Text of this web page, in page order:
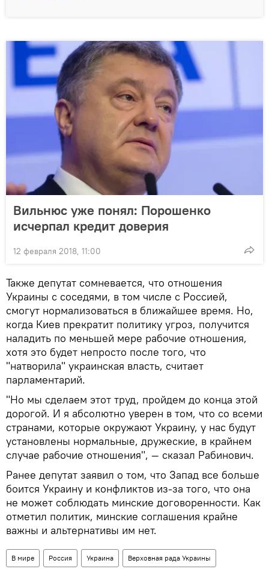
Вильнюс уже понял: Порошенко
исчерпал кредит доверия
12 февраля 2018, 11:00
Также депутат сомневается, что отношения
Украины с соседями, в том числе с Россией,
смогут нормализоваться в ближайшее время. Но,
когда Киев прекратит политику угроз, получится
наладить по меньшей мере рабочие отношения,
хотя это будет непросто после того, что
"натворила" украинская власть, считает
парламентарий.
"Но мы сделаем этот труд, пройдем до конца этой
дорогой. И я абсолютно уверен в том, что со всеми
странами, которые окружают Украину, у нас будут
установлены нормальные, дружеские, в крайнем
случае рабочие отношения", — сказал Рабинович.
Ранее депутат заявил о том, что Запад все больше
боится Украину и конфликтов из-за того, что она
не может соблюдать минские договоренности. Как
отметил политик, минские соглашения крайне
важны и альтернативы им нет.
В мире Россия Украина Верховная рада Украины